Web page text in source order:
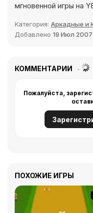
мгновенной игры на
Категория: Аркадные и
Добавлено 19 Июл 2007
КОММЕНТАРИИ
Пожалуйста,
ПОХОЖИЕ ИГРЫ